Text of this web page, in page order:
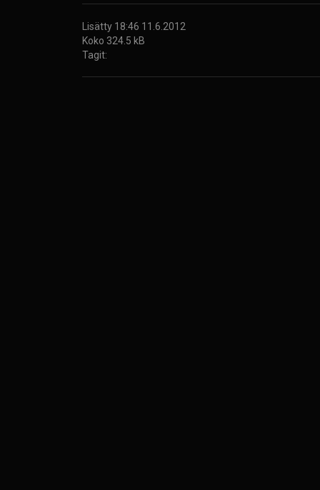
Lisätty 18:46 11.6.2012
Koko 324.5 kB
Tagit: